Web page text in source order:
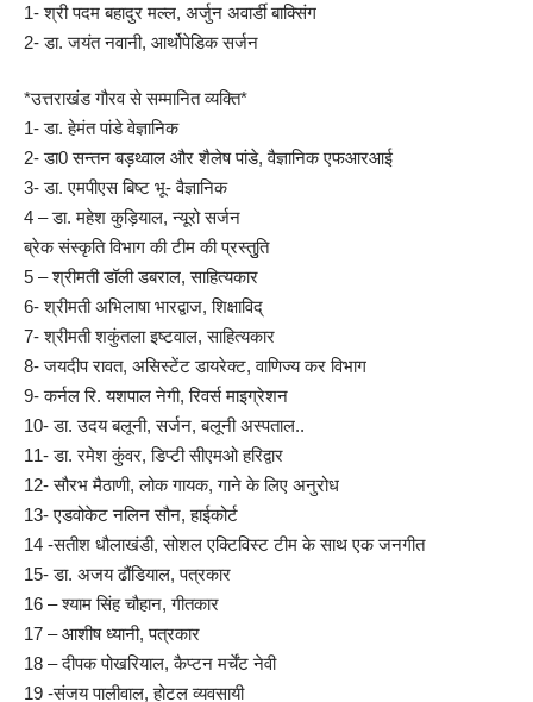
1- श्री पदम बहादुर मल्ल, अर्जुन अवार्डी बाक्सिंग
2- डा. जयंत नवानी, आर्थोपेडिक सर्जन
*उत्तराखंड गौरव से सम्मानित व्यक्ति*
1- डा. हेमंत पांडे वेज्ञानिक
2- डा0 सन्तन बड़थ्वाल और शैलेष पांडे, वैज्ञानिक एफआरआई
3- डा. एमपीएस बिष्ट भू- वैज्ञानिक
4 – डा. महेश कुड़ियाल, न्यूरो सर्जन
ब्रेक संस्कृति विभाग की टीम की प्रस्तुुति
5 – श्रीमती डॉली डबराल, साहित्यकार
6- श्रीमती अभिलाषा भारद्वाज, शिक्षाविद्
7- श्रीमती शकुंतला इष्टवाल, साहित्यकार
8- जयदीप रावत, असिस्टेंट डायरेक्ट, वाणिज्य कर विभाग
9- कर्नल रि. यशपाल नेगी, रिवर्स माइग्रेशन
10- डा. उदय बलूनी, सर्जन, बलूनी अस्पताल..
11- डा. रमेश कुंवर, डिप्टी सीएमओ हरिद्वार
12- सौरभ मैठाणी, लोक गायक, गाने के लिए अनुरोध
13- एडवोकेट नलिन सौन, हाईकोर्ट
14 -सतीश धौलाखंडी, सोशल एक्टिविस्ट टीम के साथ एक जनगीत
15- डा. अजय ढौंडियाल, पत्रकार
16 – श्याम सिंह चौहान, गीतकार
17 – आशीष ध्यानी, पत्रकार
18 – दीपक पोखरियाल, कैप्टन मर्चेंट नेवी
19 -संजय पालीवाल, होटल व्यवसायी